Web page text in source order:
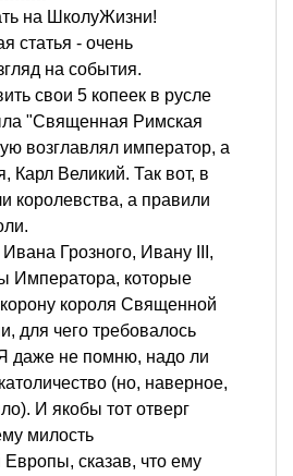
на ШколуЖизни!
статья - очень
на события.
свои 5 копеек в русле
"Священная Римская
возглавлял император, а
Карл Великий. Так вот, в
королевства, а правили
Грозного, Ивану III,
Императора, которые
короля Священной
для чего требовалось
даже не помню, надо ли
(но, наверное,
И якобы тот отверг
милость
сказав, что ему